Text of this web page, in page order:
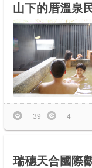
山下的厝溫泉
39 4
瑞穗天合國際